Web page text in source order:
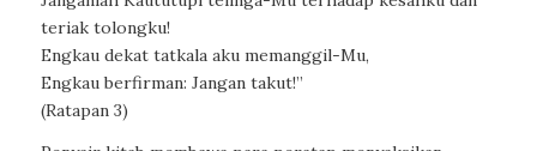
teriak tolongku!
Engkau dekat tatkala aku memanggil-Mu,
Engkau berfirman: Jangan takut!”
(Ratapan 3)